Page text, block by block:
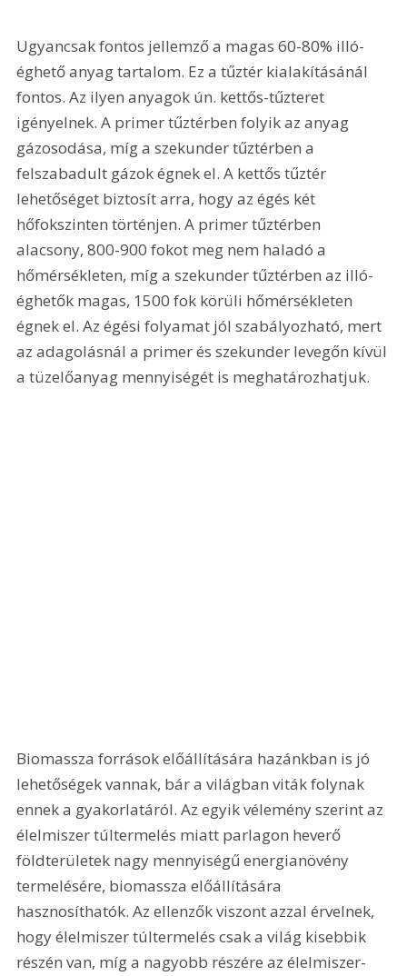
Ugyancsak fontos jellemző a magas 60-80% illó-
éghető anyag tartalom. Ez a tűztér kialakításánál
fontos. Az ilyen anyagok ún. kettős-tűzteret
igényelnek. A primer tűztérben folyik az anyag
gázosodása, míg a szekunder tűztérben a
felszabadult gázok égnek el. A kettős tűztér
lehetőséget biztosít arra, hogy az égés két
hőfokszinten történjen. A primer tűztérben
alacsony, 800-900 fokot meg nem haladó a
hőmérsékleten, míg a szekunder tűztérben az illó-
éghetők magas, 1500 fok körüli hőmérsékleten
égnek el. Az égési folyamat jól szabályozható, mert
az adagolásnál a primer és szekunder levegőn kívül
a tüzelőanyag mennyiségét is meghatározhatjuk.
Biomassza források előállítására hazánkban is jó
lehetőségek vannak, bár a világban viták folynak
ennek a gyakorlatáról. Az egyik vélemény szerint az
élelmiszer túltermelés miatt parlagon heverő
földterületek nagy mennyiségű energianövény
termelésére, biomassza előállítására
hasznosíthatók. Az ellenzők viszont azzal érvelnek,
hogy élelmiszer túltermelés csak a világ kisebbik
részén van, míg a nagyobb részére az élelmiszer-